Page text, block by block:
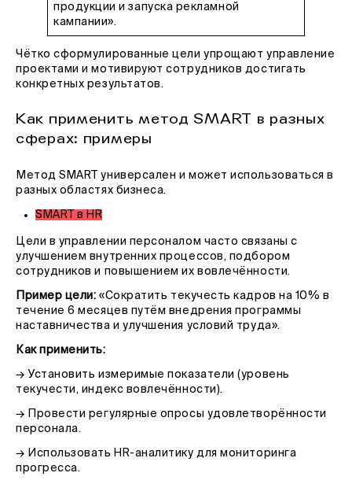
продукции и запуска рекламной
кампании».
Чётко сформулированные цели упрощают управление
проектами и мотивируют сотрудников достигать
конкретных результатов.
Как применить метод SMART в разных
сферах: примеры
Метод SMART универсален и может использоваться в
разных областях бизнеса.
SMART в HR
Цели в управлении персоналом часто связаны с
улучшением внутренних процессов, подбором
сотрудников и повышением их вовлечённости.
Пример цели: «Сократить текучесть кадров на 10% в
течение 6 месяцев путём внедрения программы
наставничества и улучшения условий труда».
Как применить:
→ Установить измеримые показатели (уровень
текучести, индекс вовлечённости).
→ Провести регулярные опросы удовлетворённости
персонала.
→ Использовать HR-аналитику для мониторинга
прогресса.